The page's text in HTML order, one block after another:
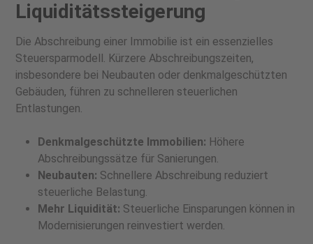
Liquiditätssteigerung
Die Abschreibung einer Immobilie ist ein essenzielles
Steuersparmodell. Kürzere Abschreibungszeiten,
insbesondere bei Neubauten oder denkmalgeschützten
Gebäuden, führen zu schnelleren steuerlichen
Entlastungen.
Denkmalgeschützte Immobilien: Höhere
Abschreibungssätze für Sanierungen.
Neubauten: Schnellere Abschreibung reduziert
steuerliche Belastung.
Mehr Liquidität: Steuerliche Einsparungen können in
Modernisierungen reinvestiert werden.